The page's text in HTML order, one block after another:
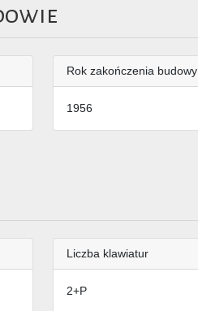
Rok zakończenia budowy
1956
Liczba klawiatur
2+P